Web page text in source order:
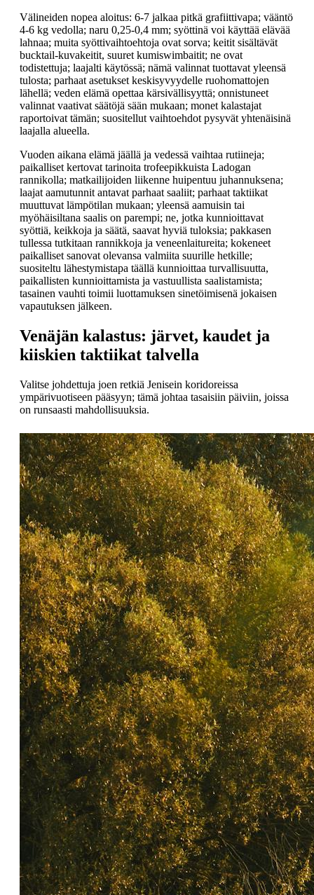
Välineiden nopea aloitus: 6-7 jalkaa pitkä grafiittivapa; vääntö
4-6 kg vedolla; naru 0,25-0,4 mm; syöttinä voi käyttää elävää
lahnaa; muita syöttivaihtoehtoja ovat sorva; keitit sisältävät
bucktail-kuvakeitit, suuret kumiswimbaitit; ne ovat
todistettuja; laajalti käytössä; nämä valinnat tuottavat yleensä
tulosta; parhaat asetukset keskisyvyydelle ruohomattojen
lähellä; veden elämä opettaa kärsivällisyyttä; onnistuneet
valinnat vaativat säätöjä sään mukaan; monet kalastajat
raportoivat tämän; suositellut vaihtoehdot pysyvät yhtenäisinä
laajalla alueella.
Vuoden aikana elämä jäällä ja vedessä vaihtaa rutiineja;
paikalliset kertovat tarinoita trofeepikkuista Ladogan
rannikolla; matkailijoiden liikenne huipentuu juhannuksena;
laajat aamutunnit antavat parhaat saaliit; parhaat taktiikat
muuttuvat lämpötilan mukaan; yleensä aamuisin tai
myöhäisiltana saalis on parempi; ne, jotka kunnioittavat
syöttiä, keikkoja ja säätä, saavat hyviä tuloksia; pakkasen
tullessa tutkitaan rannikkoja ja veneenlaitureita; kokeneet
paikalliset sanovat olevansa valmiita suurille hetkille;
suositeltu lähestymistapa täällä kunnioittaa turvallisuutta,
paikallisten kunnioittamista ja vastuullista saalistamista;
tasainen vauhti toimii luottamuksen sinetöimisenä jokaisen
vapautuksen jälkeen.
Venäjän kalastus: järvet, kaudet ja
kiiskien taktiikat talvella
Valitse johdettuja joen retkiä Jenisein koridoreissa
ympärivuotiseen pääsyyn; tämä johtaa tasaisiin päiviin, joissa
on runsaasti mahdollisuuksia.